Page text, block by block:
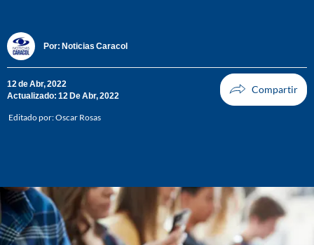
Por: Noticias Caracol
12 de Abr, 2022
Actualizado: 12 De Abr, 2022
Editado por:Oscar Rosas